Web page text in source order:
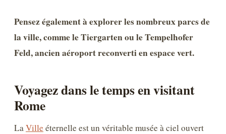
Pensez également à explorer les nombreux parcs de
la ville, comme le Tiergarten ou le Tempelhofer
Feld, ancien aéroport reconverti en espace vert.
Voyagez dans le temps en visitant
Rome
LaVille éternelle est un véritable musée à ciel ouvert